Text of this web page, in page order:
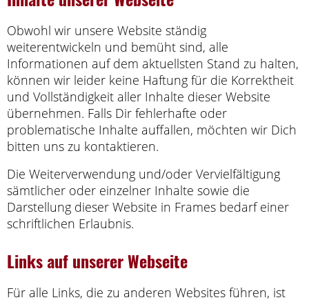
Obwohl wir unsere Website ständig
weiterentwickeln und bemüht sind, alle
Informationen auf dem aktuellsten Stand zu halten,
können wir leider keine Haftung für die Korrektheit
und Vollständigkeit aller Inhalte dieser Website
übernehmen. Falls Dir fehlerhafte oder
problematische Inhalte auffallen, möchten wir Dich
bitten uns zu kontaktieren.
Die Weiterverwendung und/oder Vervielfältigung
sämtlicher oder einzelner Inhalte sowie die
Darstellung dieser Website in Frames bedarf einer
schriftlichen Erlaubnis.
Links auf unserer Webseite
Für alle Links, die zu anderen Websites führen, ist